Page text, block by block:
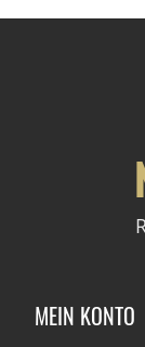
MEIN KONTO